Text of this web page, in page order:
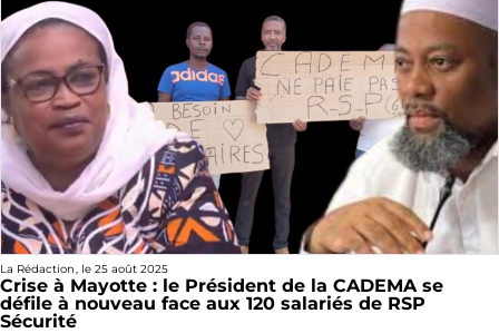
La Rédaction, le 25 août 2025
Crise à Mayotte : le Président de la CADEMA se
défile à nouveau face aux 120 salariés de RSP
Sécurité